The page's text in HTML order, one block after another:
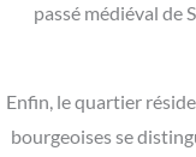
passé médiéval de
Enfin, le quartier
bourgeoises se